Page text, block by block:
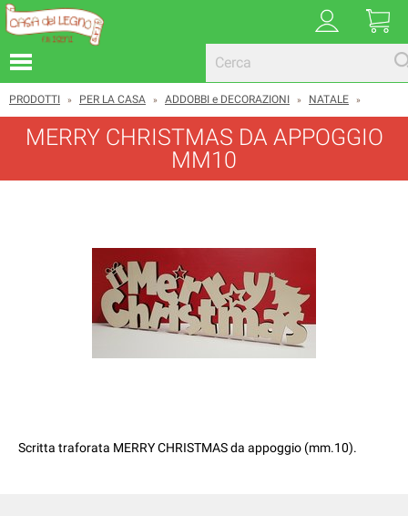
PRODOTTI » PER LA CASA » ADDOBBI e DECORAZIONI » NATALE »
MERRY CHRISTMAS DA APPOGGIO
MM10
Scritta traforata MERRY CHRISTMAS da appoggio (mm.10).